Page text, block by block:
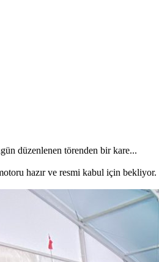
düzenlenen törenden bir kare...
hazır ve resmi kabul için bekliyor.